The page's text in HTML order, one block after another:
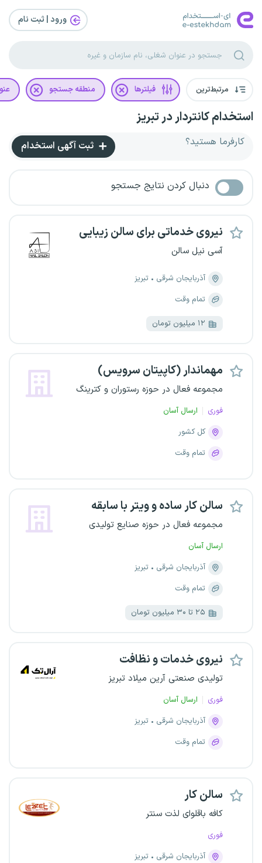
ورود | ثبت‌ نام
مرتبط‌ترین فیلترها منطقه جستجو
استخدام کانتر‌دار در تبریز
کارفرما هستید؟ ثبت آگهی استخدام
دنبال کردن نتایج جستجو
نیروی خدماتی برای سالن زیبایی
آسی نیل سالن
آذربایجان شرقی
تبریز
تمام وقت
۱۲ میلیون تومان
مهماندار (کاپیتان سرویس)
مجموعه فعال در حوزه رستوران و کترینگ
فوری
ارسال آسان
کل کشور
تمام وقت
سالن کار ساده و ویتر با سابقه
مجموعه فعال در حوزه صنایع تولیدی
ارسال آسان
آذربایجان شرقی
تبریز
تمام وقت
۲۵ تا ۳۰ میلیون تومان
نیروی خدمات و نظافت
تولیدی صنعتی آرین میلاد تبریز
فوری
ارسال آسان
آذربایجان شرقی
تبریز
تمام وقت
سالن کار
کافه باقلوای لذت سنتر
فوری
آذربایجان شرقی
تبریز